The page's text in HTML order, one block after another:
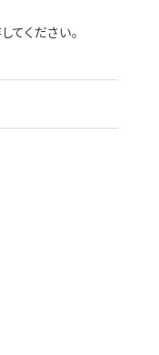
てください。